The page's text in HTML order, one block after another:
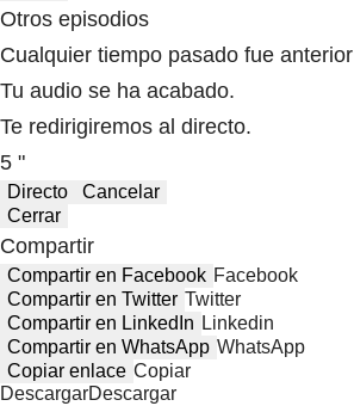
Otros episodios
Cualquier tiempo pasado fue anterior
Tu audio se ha acabado.
Te redirigiremos al directo.
5 "
Directo
Cancelar
Cerrar
Compartir
Compartir en Facebook Facebook
Compartir en Twitter Twitter
Compartir en LinkedIn Linkedin
Compartir en WhatsApp WhatsApp
Copiar enlace Copiar
DescargarDescargar